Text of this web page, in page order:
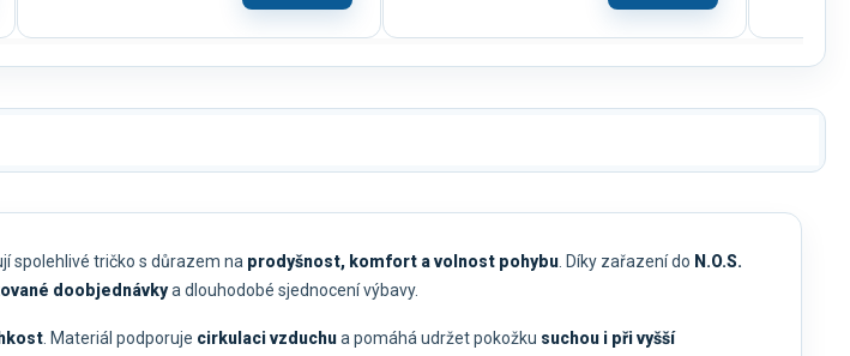
spolehlivé tričko s důrazem na prodyšnost, komfort a volnost pohybu. Díky zařazení do N.O.S.
doobjednávkya dlouhodobé sjednocení výbavy.
. Materiál podporuje cirkulaci vzduchua pomáhá udržet pokožku suchou i při vyšší